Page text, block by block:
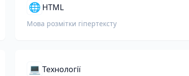
🌐 HTML
Мова розмітки гіпертексту
💻 Технології